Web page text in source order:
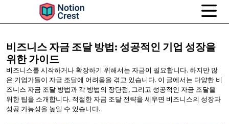
비즈니스 자금 조달 방법: 성공적인 기업 성장을
위한 가이드
비즈니스를 시작하거나 확장하기 위해서는 자금이 필요합니다. 하지만 많
은 기업가들이 자금 조달에 어려움을 겪고 있습니다. 이 글에서는 다양한 비
즈니스 자금 조달 방법과 각 방법의 장단점, 그리고 성공적인 자금 조달을
위한 팁을 소개합니다. 적절한 자금 조달 전략을 세우면 비즈니스의 성장과
성공 가능성을 높일 수 있습니다.